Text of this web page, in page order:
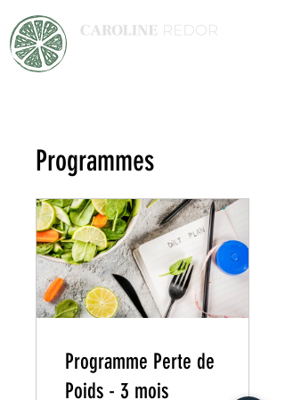
Programmes
Programme Perte de
Poids - 3 mois